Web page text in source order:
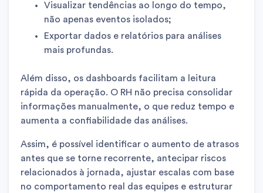
Visualizar tendências ao longo do tempo,
não apenas eventos isolados;
Exportar dados e relatórios para análises
mais profundas.
Além disso, os dashboards facilitam a leitura
rápida da operação. O RH não precisa consolidar
informações manualmente, o que reduz tempo e
aumenta a confiabilidade das análises.
Assim, é possível identificar o aumento de atrasos
antes que se torne recorrente, antecipar riscos
relacionados à jornada, ajustar escalas com base
no comportamento real das equipes e estruturar